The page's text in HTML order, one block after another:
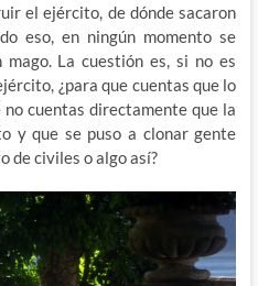
el ejército, de dónde sacaron
eso, en ningún momento se
La cuestión es, si no es
¿para que cuentas que lo
cuentas directamente que la
y que se puso a clonar gente
de civiles o algo así?